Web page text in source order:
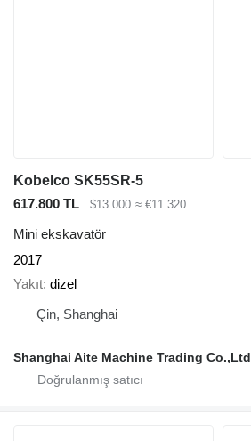
Kobelco SK55SR-5
617.800 TL
$13.000 ≈ €11.320
Mini ekskavatör
2017
Yakıt dizel
Çin, Shanghai
Shanghai Aite Machine Trading Co.,Ltd